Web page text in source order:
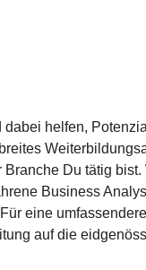
helfen,
Du tätig bist.
Business
eine umfassendere
auf die